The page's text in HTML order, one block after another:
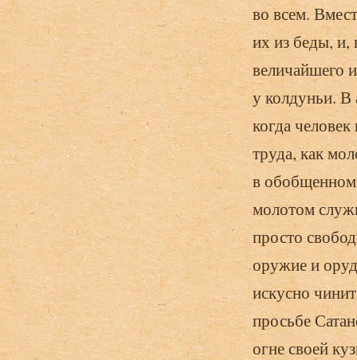
во всем.
их из беды, и,
величайшего
у колдуньи. В
когда
труда, как
в
молотом
просто
оружие и
искусно
просьбе
огне своей